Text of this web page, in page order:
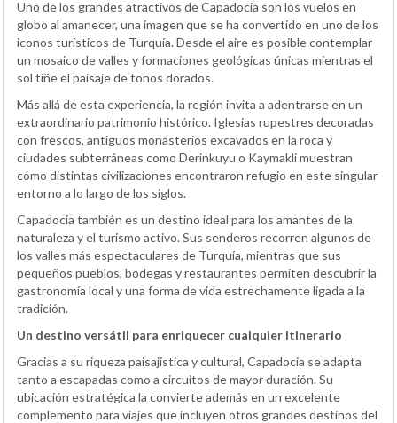
Uno de los grandes atractivos de Capadocia son los vuelos en
globo al amanecer, una imagen que se ha convertido en uno de los
iconos turísticos de Turquía. Desde el aire es posible contemplar
un mosaico de valles y formaciones geológicas únicas mientras el
sol tiñe el paisaje de tonos dorados.
Más allá de esta experiencia, la región invita a adentrarse en un
extraordinario patrimonio histórico. Iglesias rupestres decoradas
con frescos, antiguos monasterios excavados en la roca y
ciudades subterráneas como Derinkuyu o Kaymakli muestran
cómo distintas civilizaciones encontraron refugio en este singular
entorno a lo largo de los siglos.
Capadocia también es un destino ideal para los amantes de la
naturaleza y el turismo activo. Sus senderos recorren algunos de
los valles más espectaculares de Turquía, mientras que sus
pequeños pueblos, bodegas y restaurantes permiten descubrir la
gastronomía local y una forma de vida estrechamente ligada a la
tradición.
Un destino versátil para enriquecer cualquier itinerario
Gracias a su riqueza paisajística y cultural, Capadocia se adapta
tanto a escapadas como a circuitos de mayor duración. Su
ubicación estratégica la convierte además en un excelente
complemento para viajes que incluyen otros grandes destinos del